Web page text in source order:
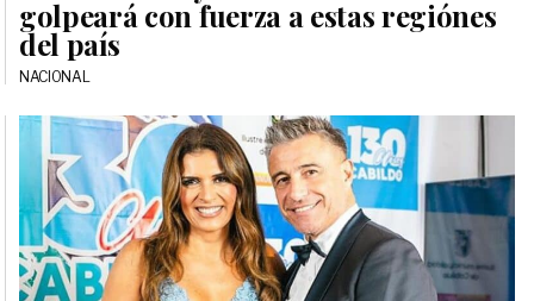
golpeará con fuerza a estas regiónes
del país
NACIONAL